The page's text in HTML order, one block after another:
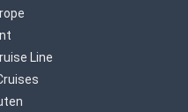
Line